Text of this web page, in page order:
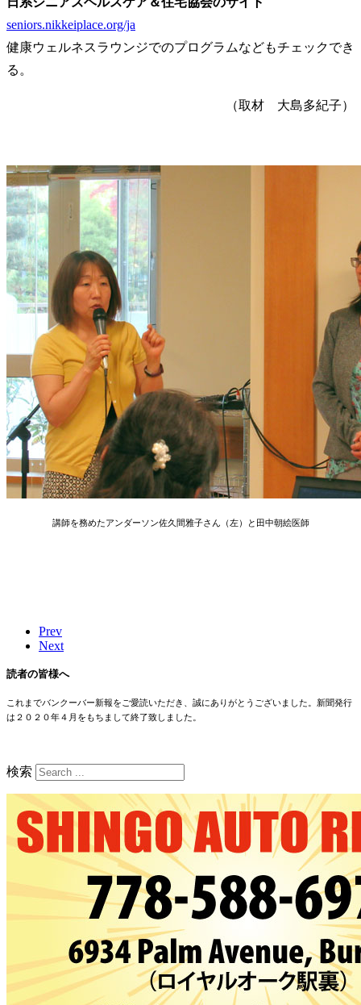
seniors.nikkeiplace.org/ja
健康ウェルネスラウンジでのプログラムなどもチェックでき
る。
（取材 大島多紀子）
講師を務めたアンダーソン佐久間雅子さん（左）と田中朝絵医師
Prev
Next
読者の皆様へ
これまでバンクーバー新報をご愛読いただき、誠にありがとうございました。新聞発行
は２０２０年４月をもちまして終了致しました。
検索